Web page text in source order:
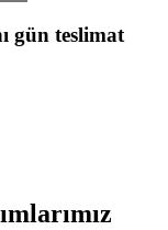
gün teslimat